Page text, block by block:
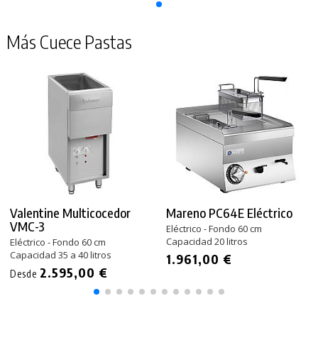
Más Cuece Pastas
Valentine Multicocedor
VMC-3
Eléctrico - Fondo 60 cm
Capacidad 35 a 40 litros
Desde 2.595,00 €
Mareno PC64E Eléctrico
Eléctrico - Fondo 60 cm
Capacidad 20 litros
1.961,00 €